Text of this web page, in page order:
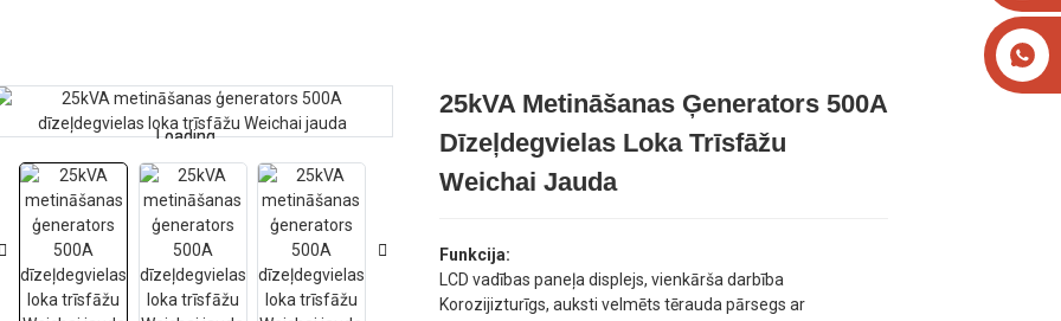
Loading...
Loading... Loading...
Loading...
25kVA Metināšanas Ģenerators 500A
Dīzeļdegvielas Loka Trīsfāžu
Weichai Jauda
Funkcija:
LCD vadības paneļa displejs, vienkārša darbība
Korozijizturīgs, auksti velmēts tērauda pārsegs ar